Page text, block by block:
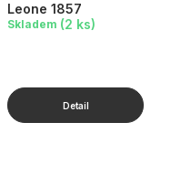
Leone 1857
Skladem (2 ks)